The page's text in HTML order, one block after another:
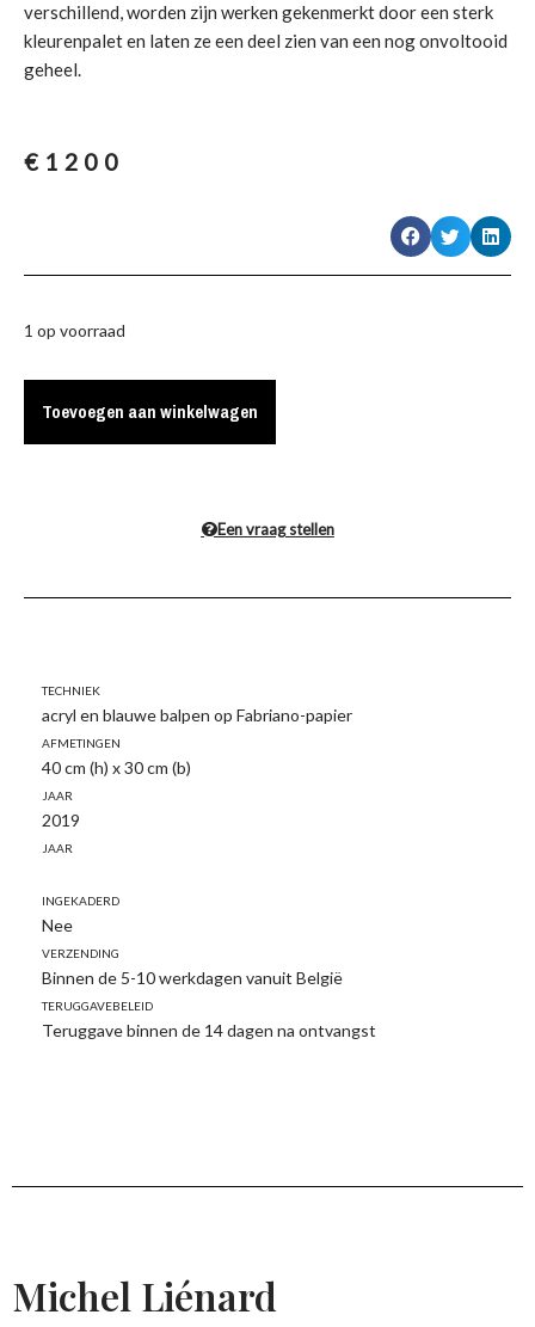
verschillend, worden zijn werken gekenmerkt door een sterk
kleurenpalet en laten ze een deel zien van een nog onvoltooid
geheel.
€ 1200
1 op voorraad
Toevoegen aan winkelwagen
Een vraag stellen
Techniek
acryl en blauwe balpen op Fabriano-papier
Afmetingen
40 cm (h) x 30 cm (b)
Jaar
2019
Jaar
Ingekaderd
Nee
Verzending
Binnen de 5-10 werkdagen vanuit België
Teruggavebeleid
Teruggave binnen de 14 dagen na ontvangst
Michel Liénard